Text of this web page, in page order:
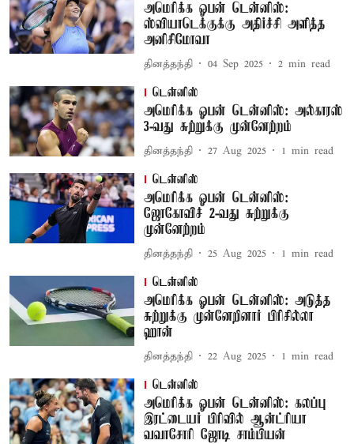
அமெரிக்க ஓபன் டென்னிஸ்:
ஸ்வியாடெக்குக்கு அதிர்ச்சி அளித்த
அனிசிமோவா
தினத்தந்தி 04 Sep 2025 2 min read
டென்னிஸ்
அமெரிக்க ஓபன் டென்னிஸ்: அல்காரஸ்
3-வது சுற்றுக்கு முன்னேற்றம்
தினத்தந்தி 27 Aug 2025 1 min read
டென்னிஸ்
அமெரிக்க ஓபன் டென்னிஸ்:
ஜோகோவிச் 2-வது சுற்றுக்கு
முன்னேற்றம்
தினத்தந்தி 25 Aug 2025 1 min read
டென்னிஸ்
அமெரிக்க ஓபன் டென்னிஸ்: அடுத்த
சுற்றுக்கு முன்னேறினார் பிரிசில்லா
ஹான்
தினத்தந்தி 22 Aug 2025 1 min read
டென்னிஸ்
அமெரிக்க ஓபன் டென்னிஸ்: கலப்பு
இரட்டையர் பிரிவில் ஆன்ட்ரியா
வவாசோரி ஜோடி சாம்பியன்